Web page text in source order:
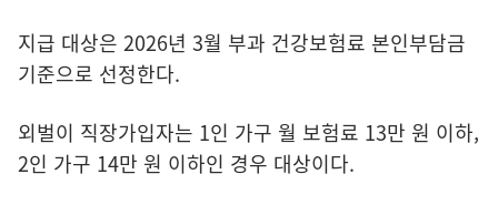
지급 대상은 2026년 3월 부과 건강보험료 본인부담금
기준으로 선정한다.
외벌이 직장가입자는 1인 가구 월 보험료 13만 원 이하,
2인 가구 14만 원 이하인 경우 대상이다.